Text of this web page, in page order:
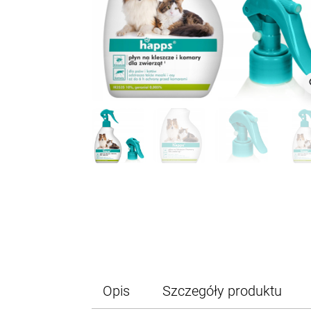
Opis Szczegóły produktu